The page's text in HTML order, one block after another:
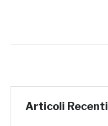
Articoli Recenti